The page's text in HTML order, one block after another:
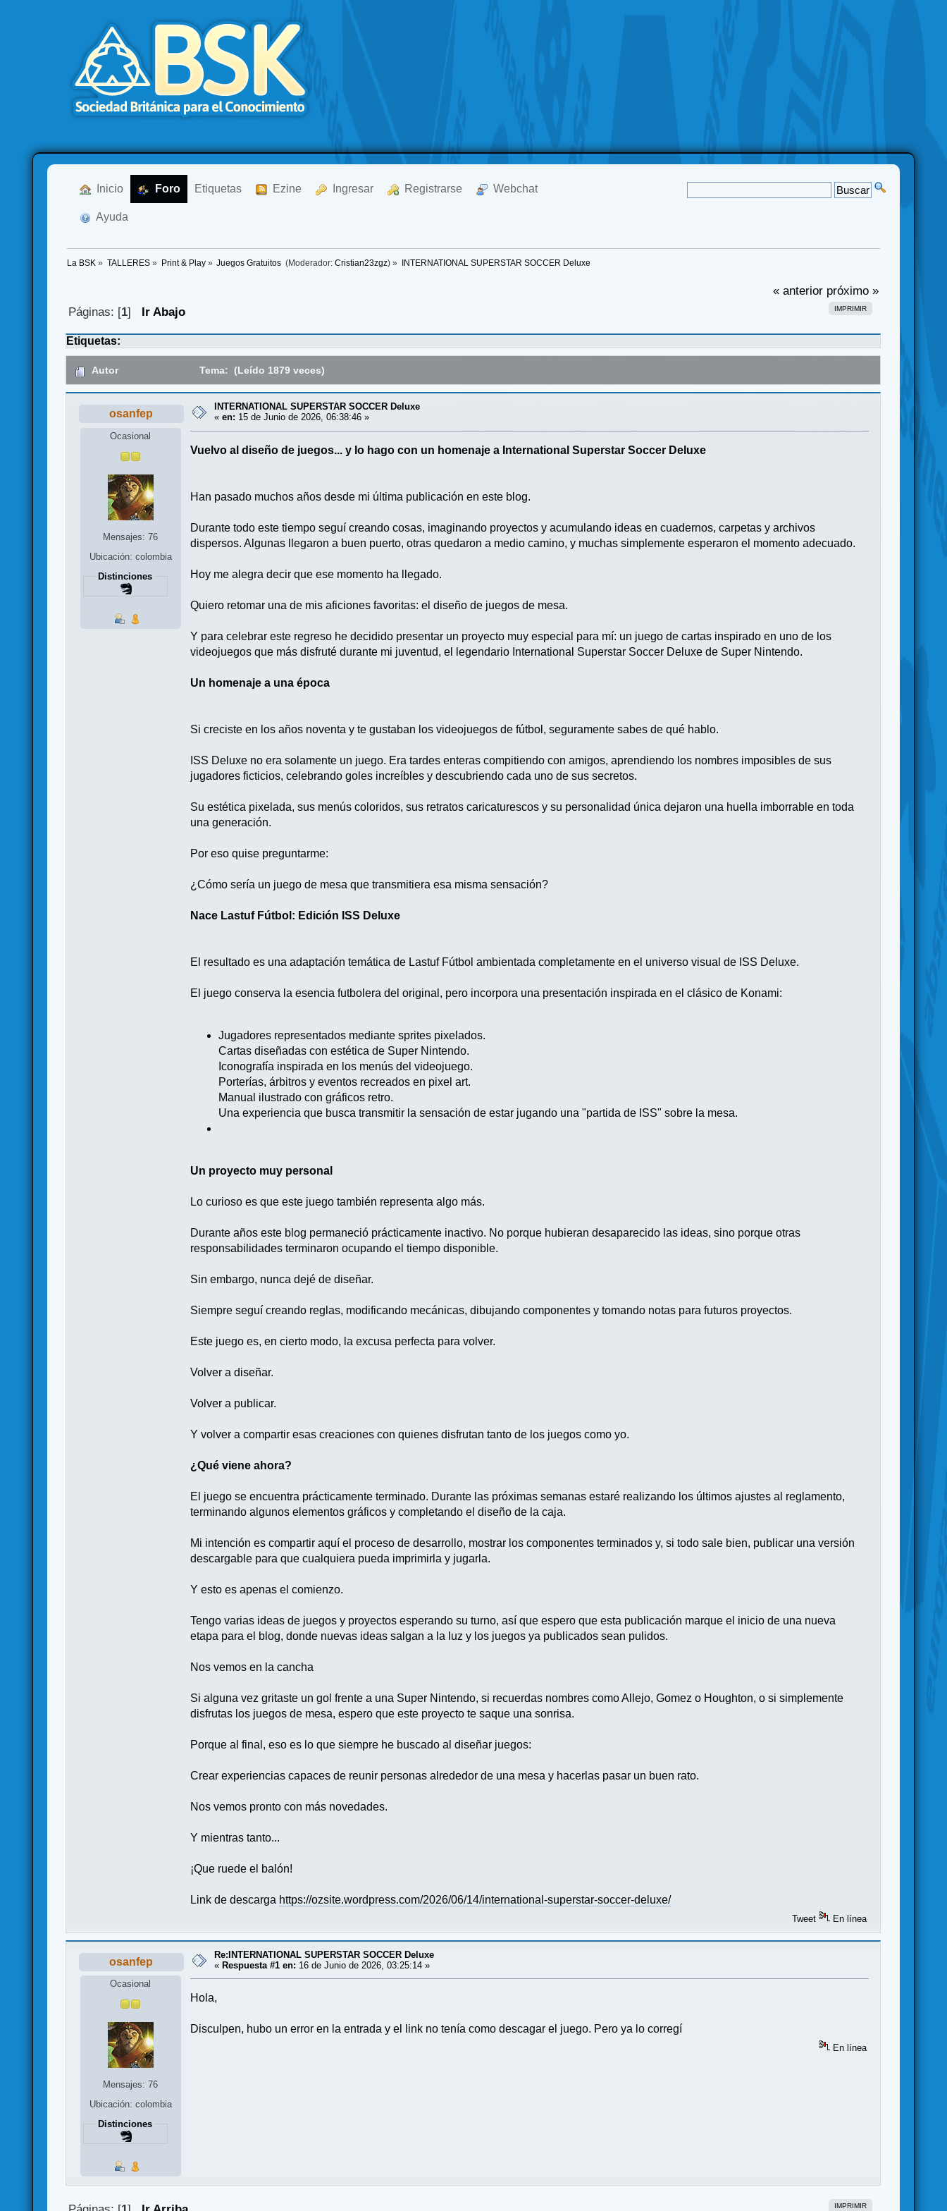
Inicio Foro Etiquetas Ezine Ingresar Registrarse Webchat
Ayuda
La BSK » TALLERES» Print & Play» Juegos Gratuitos (Moderador:Cristian23zgz) » INTERNATIONAL SUPERSTAR SOCCER Deluxe
« anterior próximo »
IMPRIMIR
Páginas: [1] Ir Abajo
Etiquetas:
Autor Tema: (Leído 1879 veces)
osanfep
Ocasional
Mensajes: 76
Ubicación: colombia
Distinciones
INTERNATIONAL SUPERSTAR SOCCER Deluxe
«en: 15 de Junio de 2026, 06:38:46 »
Vuelvo al diseño de juegos... y lo hago con un homenaje a International Superstar Soccer Deluxe
Han pasado muchos años desde mi última publicación en este blog.
Durante todo este tiempo seguí creando cosas, imaginando proyectos y acumulando ideas en cuadernos, carpetas y archivos
dispersos. Algunas llegaron a buen puerto, otras quedaron a medio camino, y muchas simplemente esperaron el momento adecuado.
Hoy me alegra decir que ese momento ha llegado.
Quiero retomar una de mis aficiones favoritas: el diseño de juegos de mesa.
Y para celebrar este regreso he decidido presentar un proyecto muy especial para mí: un juego de cartas inspirado en uno de los
videojuegos que más disfruté durante mi juventud, el legendario International Superstar Soccer Deluxe de Super Nintendo.
Un homenaje a una época
Si creciste en los años noventa y te gustaban los videojuegos de fútbol, seguramente sabes de qué hablo.
ISS Deluxe no era solamente un juego. Era tardes enteras compitiendo con amigos, aprendiendo los nombres imposibles de sus
jugadores ficticios, celebrando goles increíbles y descubriendo cada uno de sus secretos.
Su estética pixelada, sus menús coloridos, sus retratos caricaturescos y su personalidad única dejaron una huella imborrable en toda
una generación.
Por eso quise preguntarme:
¿Cómo sería un juego de mesa que transmitiera esa misma sensación?
Nace Lastuf Fútbol: Edición ISS Deluxe
El resultado es una adaptación temática de Lastuf Fútbol ambientada completamente en el universo visual de ISS Deluxe.
El juego conserva la esencia futbolera del original, pero incorpora una presentación inspirada en el clásico de Konami:
Jugadores representados mediante sprites pixelados.
Cartas diseñadas con estética de Super Nintendo.
Iconografía inspirada en los menús del videojuego.
Porterías, árbitros y eventos recreados en pixel art.
Manual ilustrado con gráficos retro.
Una experiencia que busca transmitir la sensación de estar jugando una "partida de ISS" sobre la mesa.
Un proyecto muy personal
Lo curioso es que este juego también representa algo más.
Durante años este blog permaneció prácticamente inactivo. No porque hubieran desaparecido las ideas, sino porque otras
responsabilidades terminaron ocupando el tiempo disponible.
Sin embargo, nunca dejé de diseñar.
Siempre seguí creando reglas, modificando mecánicas, dibujando componentes y tomando notas para futuros proyectos.
Este juego es, en cierto modo, la excusa perfecta para volver.
Volver a diseñar.
Volver a publicar.
Y volver a compartir esas creaciones con quienes disfrutan tanto de los juegos como yo.
¿Qué viene ahora?
El juego se encuentra prácticamente terminado. Durante las próximas semanas estaré realizando los últimos ajustes al reglamento,
terminando algunos elementos gráficos y completando el diseño de la caja.
Mi intención es compartir aquí el proceso de desarrollo, mostrar los componentes terminados y, si todo sale bien, publicar una versión
descargable para que cualquiera pueda imprimirla y jugarla.
Y esto es apenas el comienzo.
Tengo varias ideas de juegos y proyectos esperando su turno, así que espero que esta publicación marque el inicio de una nueva
etapa para el blog, donde nuevas ideas salgan a la luz y los juegos ya publicados sean pulidos.
Nos vemos en la cancha
Si alguna vez gritaste un gol frente a una Super Nintendo, si recuerdas nombres como Allejo, Gomez o Houghton, o si simplemente
disfrutas los juegos de mesa, espero que este proyecto te saque una sonrisa.
Porque al final, eso es lo que siempre he buscado al diseñar juegos:
Crear experiencias capaces de reunir personas alrededor de una mesa y hacerlas pasar un buen rato.
Nos vemos pronto con más novedades.
Y mientras tanto...
¡Que ruede el balón!
Link de descarga https://ozsite.wordpress.com/2026/06/14/international-superstar-soccer-deluxe/
Tweet En línea
osanfep
Ocasional
Mensajes: 76
Ubicación: colombia
Distinciones
Re:INTERNATIONAL SUPERSTAR SOCCER Deluxe
«Respuesta #1 en: 16 de Junio de 2026, 03:25:14 »
Hola,
Disculpen, hubo un error en la entrada y el link no tenía como descagar el juego. Pero ya lo corregí
En línea
IMPRIMIR